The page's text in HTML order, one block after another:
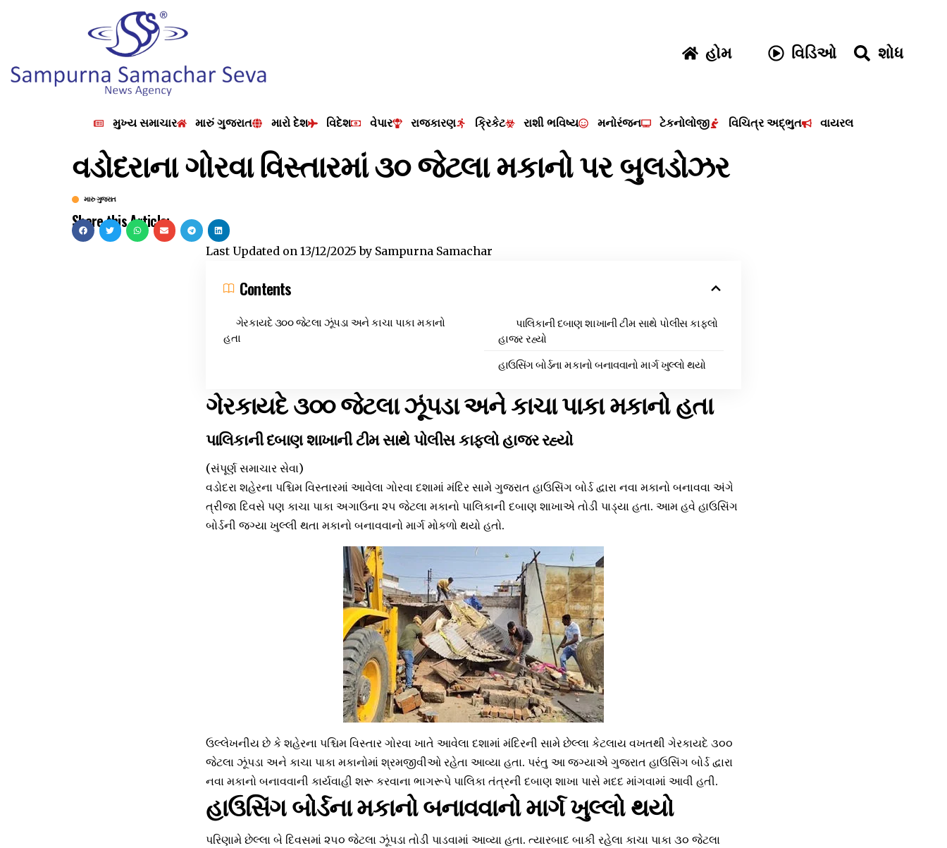
હોમ વિડિઓ શોધ
મુખ્ય સમાચાર મારું ગુજરાત મારો દેશ વિદેશ વેપાર રાજકારણ ક્રિકેટ રાશી ભવિષ્ય મનોરંજન ટેકનોલોજી વિચિત્ર અદ્ભુત વાયરલ
વડોદરાના ગોરવા વિસ્તારમાં ૩૦ જેટલા મકાનો પર બુલડોઝર
મારુ ગુજરાત
Share this Article:
Last Updated on 13/12/2025 by Sampurna Samachar
Contents
ગેરકાયદે ૩૦૦ જેટલા ઝૂંપડા અને કાચા પાકા મકાનો
હતા
પાલિકાની દબાણ શાખાની ટીમ સાથે પોલીસ કાફલો
હાજર રહ્યો
હાઉસિંગ બોર્ડના મકાનો બનાવવાનો માર્ગ ખુલ્લો થયો
ગેરકાયદે ૩૦૦ જેટલા ઝૂંપડા અને કાચા પાકા મકાનો હતા
પાલિકાની દબાણ શાખાની ટીમ સાથે પોલીસ કાફલો હાજર રહ્યો
(સંપૂર્ણ સમાચાર સેવા)
વડોદરા શહેરના પશ્ચિમ વિસ્તારમાં આવેલા ગોરવા દશામાં મંદિર સામે ગુજરાત હાઉસિંગ બોર્ડ દ્વારા નવા મકાનો બનાવવા અંગે
ત્રીજા દિવસે પણ કાચા પાકા અગાઉના ૨૫ જેટલા મકાનો પાલિકાની દબાણ શાખાએ તોડી પાડ્યા હતા. આમ હવે હાઉસિંગ
બોર્ડની જગ્યા ખુલ્લી થતા મકાનો બનાવવાનો માર્ગ મોકળો થયો હતો.
ઉલ્લેખનીય છે કે શહેરના પશ્ચિમ વિસ્તાર ગોરવા ખાતે આવેલા દશામાં મંદિરની સામે છેલ્લા કેટલાય વખતથી ગેરકાયદે ૩૦૦
જેટલા ઝૂંપડા અને કાચા પાકા મકાનોમાં શ્રમજીવીઓ રહેતા આવ્યા હતા. પરંતુ આ જગ્યાએ ગુજરાત હાઉસિંગ બોર્ડ દ્વારા
નવા મકાનો બનાવવાની કાર્યવાહી શરૂ કરવાના ભાગરૂપે પાલિકા તંત્રની દબાણ શાખા પાસે મદદ માંગવામાં આવી હતી.
હાઉસિંગ બોર્ડના મકાનો બનાવવાનો માર્ગ ખુલ્લો થયો
પરિણામે છેલ્લા બે દિવસમાં ૨૫૦ જેટલા ઝૂંપડા તોડી પાડવામાં આવ્યા હતા. ત્યારબાદ બાકી રહેલા કાચા પાકા ૩૦ જેટલા